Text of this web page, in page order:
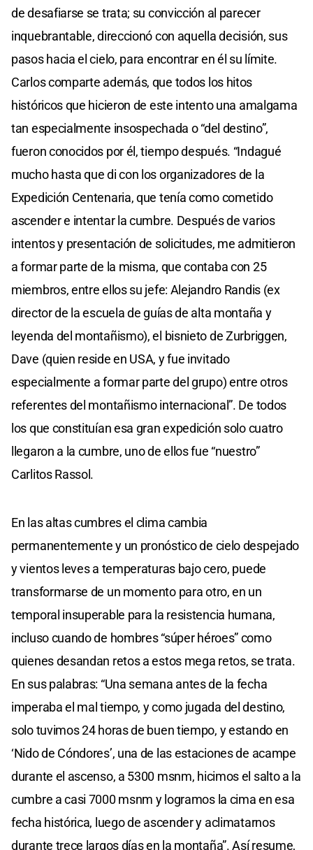
de desafiarse se trata; su convicción al parecer
inquebrantable, direccionó con aquella decisión, sus
pasos hacia el cielo, para encontrar en él su límite.
Carlos comparte además, que todos los hitos
históricos que hicieron de este intento una amalgama
tan especialmente insospechada o “del destino”,
fueron conocidos por él, tiempo después. “Indagué
mucho hasta que di con los organizadores de la
Expedición Centenaria, que tenía como cometido
ascender e intentar la cumbre. Después de varios
intentos y presentación de solicitudes, me admitieron
a formar parte de la misma, que contaba con 25
miembros, entre ellos su jefe: Alejandro Randis (ex
director de la escuela de guías de alta montaña y
leyenda del montañismo), el bisnieto de Zurbriggen,
Dave (quien reside en USA, y fue invitado
especialmente a formar parte del grupo) entre otros
referentes del montañismo internacional”. De todos
los que constituían esa gran expedición solo cuatro
llegaron a la cumbre, uno de ellos fue “nuestro”
Carlitos Rassol.
En las altas cumbres el clima cambia
permanentemente y un pronóstico de cielo despejado
y vientos leves a temperaturas bajo cero, puede
transformarse de un momento para otro, en un
temporal insuperable para la resistencia humana,
incluso cuando de hombres “súper héroes” como
quienes desandan retos a estos mega retos, se trata.
En sus palabras: “Una semana antes de la fecha
imperaba el mal tiempo, y como jugada del destino,
solo tuvimos 24 horas de buen tiempo, y estando en
‘Nido de Cóndores’, una de las estaciones de acampe
durante el ascenso, a 5300 msnm, hicimos el salto a la
cumbre a casi 7000 msnm y logramos la cima en esa
fecha histórica, luego de ascender y aclimatarnos
durante trece largos días en la montaña”. Así resume,